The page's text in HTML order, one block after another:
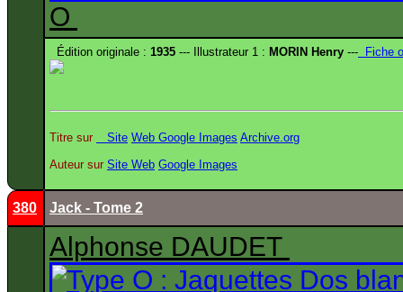
O
Édition originale : 1935 --- Illustrateur 1 : MORIN Henry --- Fiche
Titre sur Site Web Google Images Archive.org
Auteur sur Site Web Google Images
380 Jack - Tome 2
Alphonse DAUDET